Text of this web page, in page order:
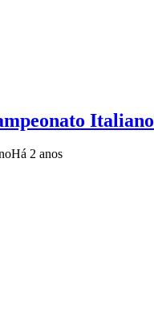
Italiano
Há 2 anos